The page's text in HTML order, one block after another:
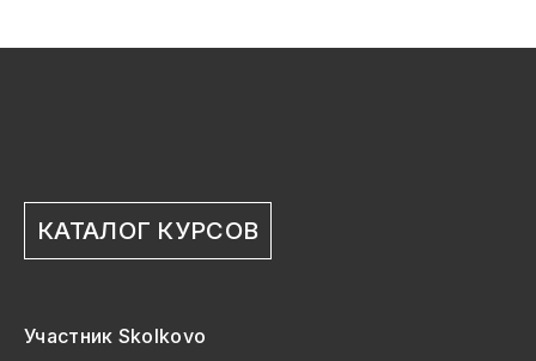
КАТАЛОГ КУРСОВ
Участник Skolkovo